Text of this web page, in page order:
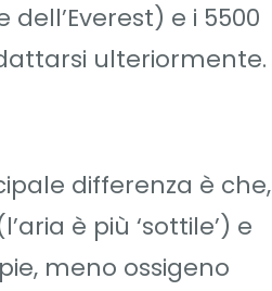
e i 5500
ulteriormente.
differenza è che,
è più ‘sottile’) e
meno ossigeno